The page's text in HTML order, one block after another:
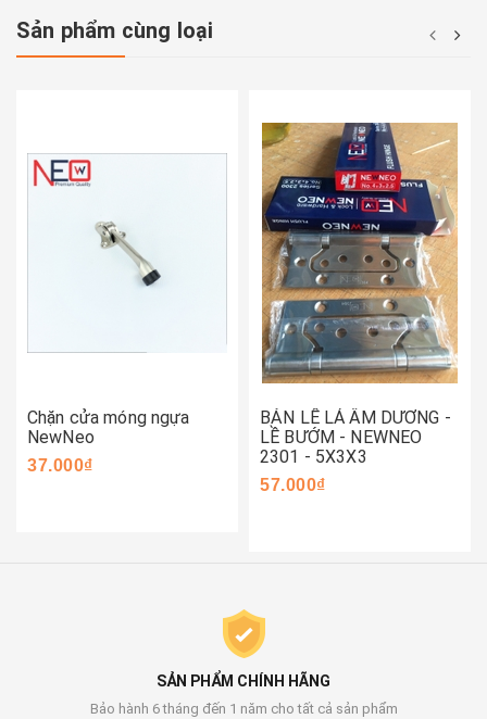
Sản phẩm cùng loại
Chặn cửa móng ngựa
NewNeo
37.000₫
BẢN LỀ LÁ ÂM DƯƠNG -
LỀ BƯỚM - NEWNEO
2301 - 5X3X3
57.000₫
SẢN PHẨM CHÍNH HÃNG
Bảo hành 6 tháng đến 1 năm cho tất cả sản phẩm